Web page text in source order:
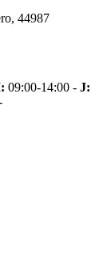
44987
09:00-14:00 - J: